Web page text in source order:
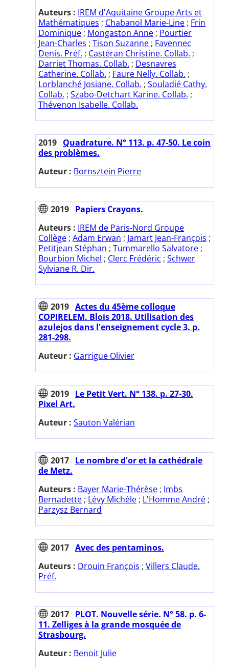
Auteurs : IREM d'Aquitaine Groupe Arts et
Mathématiques ; Chabanol Marie-Line ; Frin
Dominique ; Mongaston Anne ; Pourtier
Jean-Charles ; Tison Suzanne ; Favennec
Denis. Préf. ; Castéran Christine. Collab. ;
Darriet Thomas. Collab. ; Desnavres
Catherine. Collab. ; Faure Nelly. Collab. ;
Lorblanché Josiane. Collab. ; Souladié Cathy.
Collab. ; Szabo-Detchart Karine. Collab. ;
Thévenon Isabelle. Collab.
2019 Quadrature. N° 113. p. 47-50. Le coin
des problèmes.
Auteur : Bornsztein Pierre
2019 Papiers Crayons.
Auteurs : IREM de Paris-Nord Groupe
Collège ; Adam Erwan ; Jamart Jean-François ;
Petitjean Stéphan ; Tummarello Salvatore ;
Bourbion Michel ; Clerc Frédéric ; Schwer
Sylviane R. Dir.
2019 Actes du 45ème colloque
COPIRELEM. Blois 2018. Utilisation des
azulejos dans l'enseignement cycle 3. p.
281-298.
Auteur : Garrigue Olivier
2019 Le Petit Vert. N° 138. p. 27-30.
Pixel Art.
Auteur : Sauton Valérian
2017 Le nombre d'or et la cathédrale
de Metz.
Auteurs : Bayer Marie-Thérèse ; Imbs
Bernadette ; Lévy Michèle ; L'Homme André ;
Parzysz Bernard
2017 Avec des pentaminos.
Auteurs : Drouin François ; Villers Claude.
Préf.
2017 PLOT. Nouvelle série. N° 58. p. 6-
11. Zelliges à la grande mosquée de
Strasbourg.
Auteur : Benoit Julie